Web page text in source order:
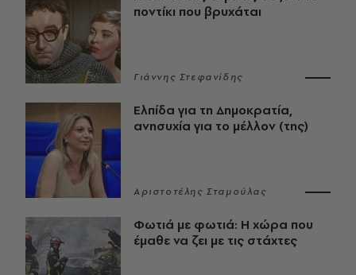
ποντίκι που βρυχάται
Γιάννης Στεφανίδης
Ελπίδα για τη Δημοκρατία,
ανησυχία για το μέλλον (της)
Αριστοτέλης Σταμούλας
Φωτιά με φωτιά: Η χώρα που
έμαθε να ζει με τις στάχτες